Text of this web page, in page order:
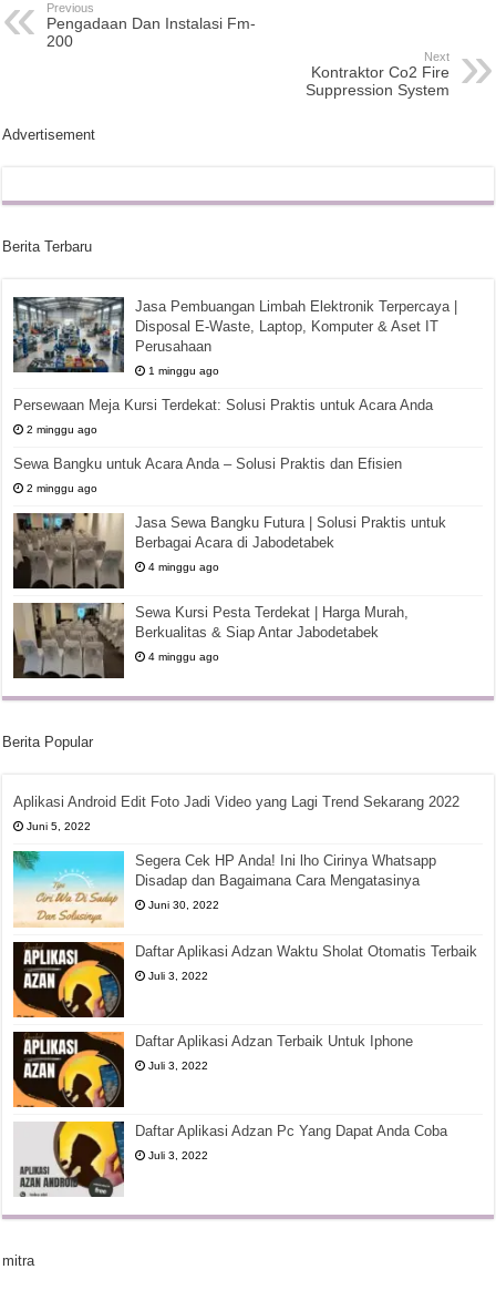
Previous
Pengadaan Dan Instalasi Fm-
200
Next
Kontraktor Co2 Fire
Suppression System
Advertisement
Berita Terbaru
Jasa Pembuangan Limbah Elektronik Terpercaya |
Disposal E-Waste, Laptop, Komputer & Aset IT
Perusahaan
1 minggu ago
Persewaan Meja Kursi Terdekat: Solusi Praktis untuk Acara Anda
2 minggu ago
Sewa Bangku untuk Acara Anda – Solusi Praktis dan Efisien
2 minggu ago
Jasa Sewa Bangku Futura | Solusi Praktis untuk
Berbagai Acara di Jabodetabek
4 minggu ago
Sewa Kursi Pesta Terdekat | Harga Murah,
Berkualitas & Siap Antar Jabodetabek
4 minggu ago
Berita Popular
Aplikasi Android Edit Foto Jadi Video yang Lagi Trend Sekarang 2022
Juni 5, 2022
Segera Cek HP Anda! Ini lho Cirinya Whatsapp
Disadap dan Bagaimana Cara Mengatasinya
Juni 30, 2022
Daftar Aplikasi Adzan Waktu Sholat Otomatis Terbaik
Juli 3, 2022
Daftar Aplikasi Adzan Terbaik Untuk Iphone
Juli 3, 2022
Daftar Aplikasi Adzan Pc Yang Dapat Anda Coba
Juli 3, 2022
mitra